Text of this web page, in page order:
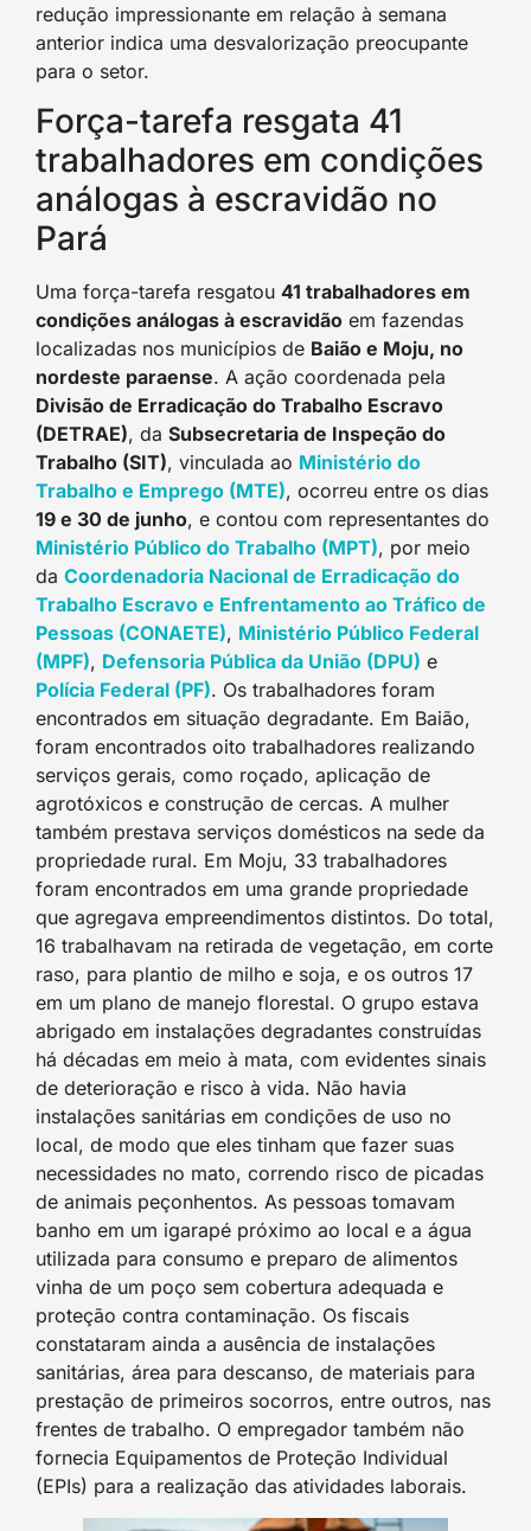
redução impressionante em relação à semana
anterior indica uma desvalorização preocupante
para o setor.
Força-tarefa resgata 41
trabalhadores em condições
análogas à escravidão no
Pará
Uma força-tarefa resgatou 41 trabalhadores em
condições análogas à escravidão em fazendas
localizadas nos municípios de Baião e Moju, no
nordeste paraense. A ação coordenada pela
Divisão de Erradicação do Trabalho Escravo
(DETRAE), da Subsecretaria de Inspeção do
Trabalho (SIT), vinculada ao Ministério do
Trabalho e Emprego (MTE), ocorreu entre os dias
19 e 30 de junho, e contou com representantes do
Ministério Público do Trabalho (MPT), por meio
da Coordenadoria Nacional de Erradicação do
Trabalho Escravo e Enfrentamento ao Tráfico de
Pessoas (CONAETE), Ministério Público Federal
(MPF), Defensoria Pública da União (DPU) e
Polícia Federal (PF). Os trabalhadores foram
encontrados em situação degradante. Em Baião,
foram encontrados oito trabalhadores realizando
serviços gerais, como roçado, aplicação de
agrotóxicos e construção de cercas. A mulher
também prestava serviços domésticos na sede da
propriedade rural. Em Moju, 33 trabalhadores
foram encontrados em uma grande propriedade
que agregava empreendimentos distintos. Do total,
16 trabalhavam na retirada de vegetação, em corte
raso, para plantio de milho e soja, e os outros 17
em um plano de manejo florestal. O grupo estava
abrigado em instalações degradantes construídas
há décadas em meio à mata, com evidentes sinais
de deterioração e risco à vida. Não havia
instalações sanitárias em condições de uso no
local, de modo que eles tinham que fazer suas
necessidades no mato, correndo risco de picadas
de animais peçonhentos. As pessoas tomavam
banho em um igarapé próximo ao local e a água
utilizada para consumo e preparo de alimentos
vinha de um poço sem cobertura adequada e
proteção contra contaminação. Os fiscais
constataram ainda a ausência de instalações
sanitárias, área para descanso, de materiais para
prestação de primeiros socorros, entre outros, nas
frentes de trabalho. O empregador também não
fornecia Equipamentos de Proteção Individual
(EPIs) para a realização das atividades laborais.